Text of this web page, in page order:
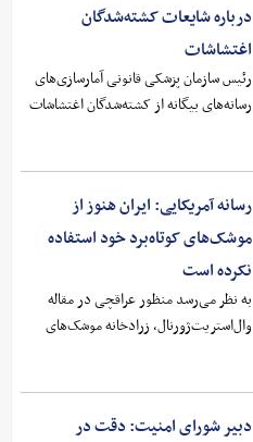
درباره شایعات کشته‌شدگان
اغتشاشات
رئیس سازمان پزشکی قانونی آمارسازی‌های
رسانه‌های بیگانه از کشته‌شدگان اغتشاشات
رسانه آمریکایی: ایران هنوز از
موشک‌های کوتاه‌برد خود استفاده
نکرده است
به نظر می‌رسد منظور عراقچی در مقاله
وال‌استریت‌ژورنال، زرادخانه موشک‌های
دبیر شورای امنیت: دقت در